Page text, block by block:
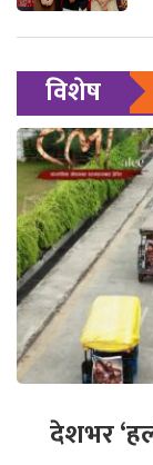
विशेष
देशभर